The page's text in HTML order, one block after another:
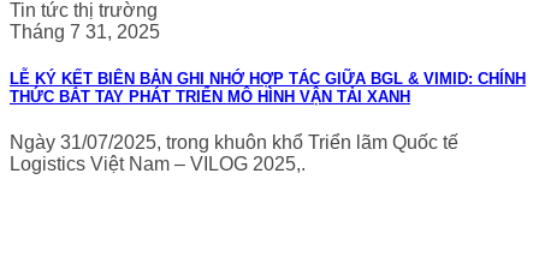
Tin tức thị trường
Tháng 7 31, 2025
LỄ KÝ KẾT BIÊN BẢN GHI NHỚ HỢP TÁC GIỮA BGL & VIMID: CHÍNH
THỨC BẮT TAY PHÁT TRIỂN MÔ HÌNH VẬN TẢI XANH
Ngày 31/07/2025, trong khuôn khổ Triển lãm Quốc tế
Logistics Việt Nam – VILOG 2025,.